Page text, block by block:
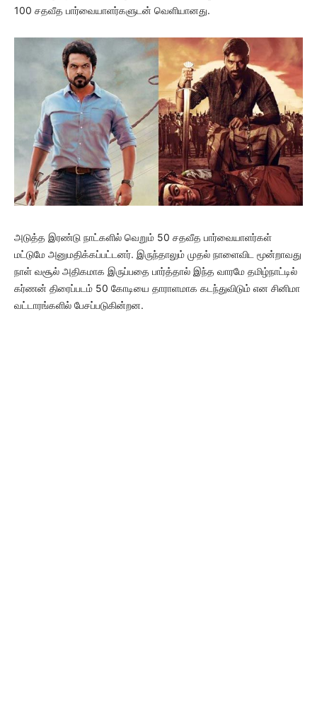
100 சதவீத பார்வையாளர்களுடன் வெளியானது.
அடுத்த இரண்டு நாட்களில் வெறும் 50 சதவீத பார்வையாளர்கள்
மட்டுமே அனுமதிக்கப்பட்டனர். இருந்தாலும் முதல் நாளைவிட மூன்றாவது
நாள் வசூல் அதிகமாக இருப்பதை பார்த்தால் இந்த வாரமே தமிழ்நாட்டில்
கர்ணன் திரைப்படம் 50 கோடியை தாராளமாக கடந்துவிடும் என சினிமா
வட்டாரங்களில் பேசப்படுகின்றன.